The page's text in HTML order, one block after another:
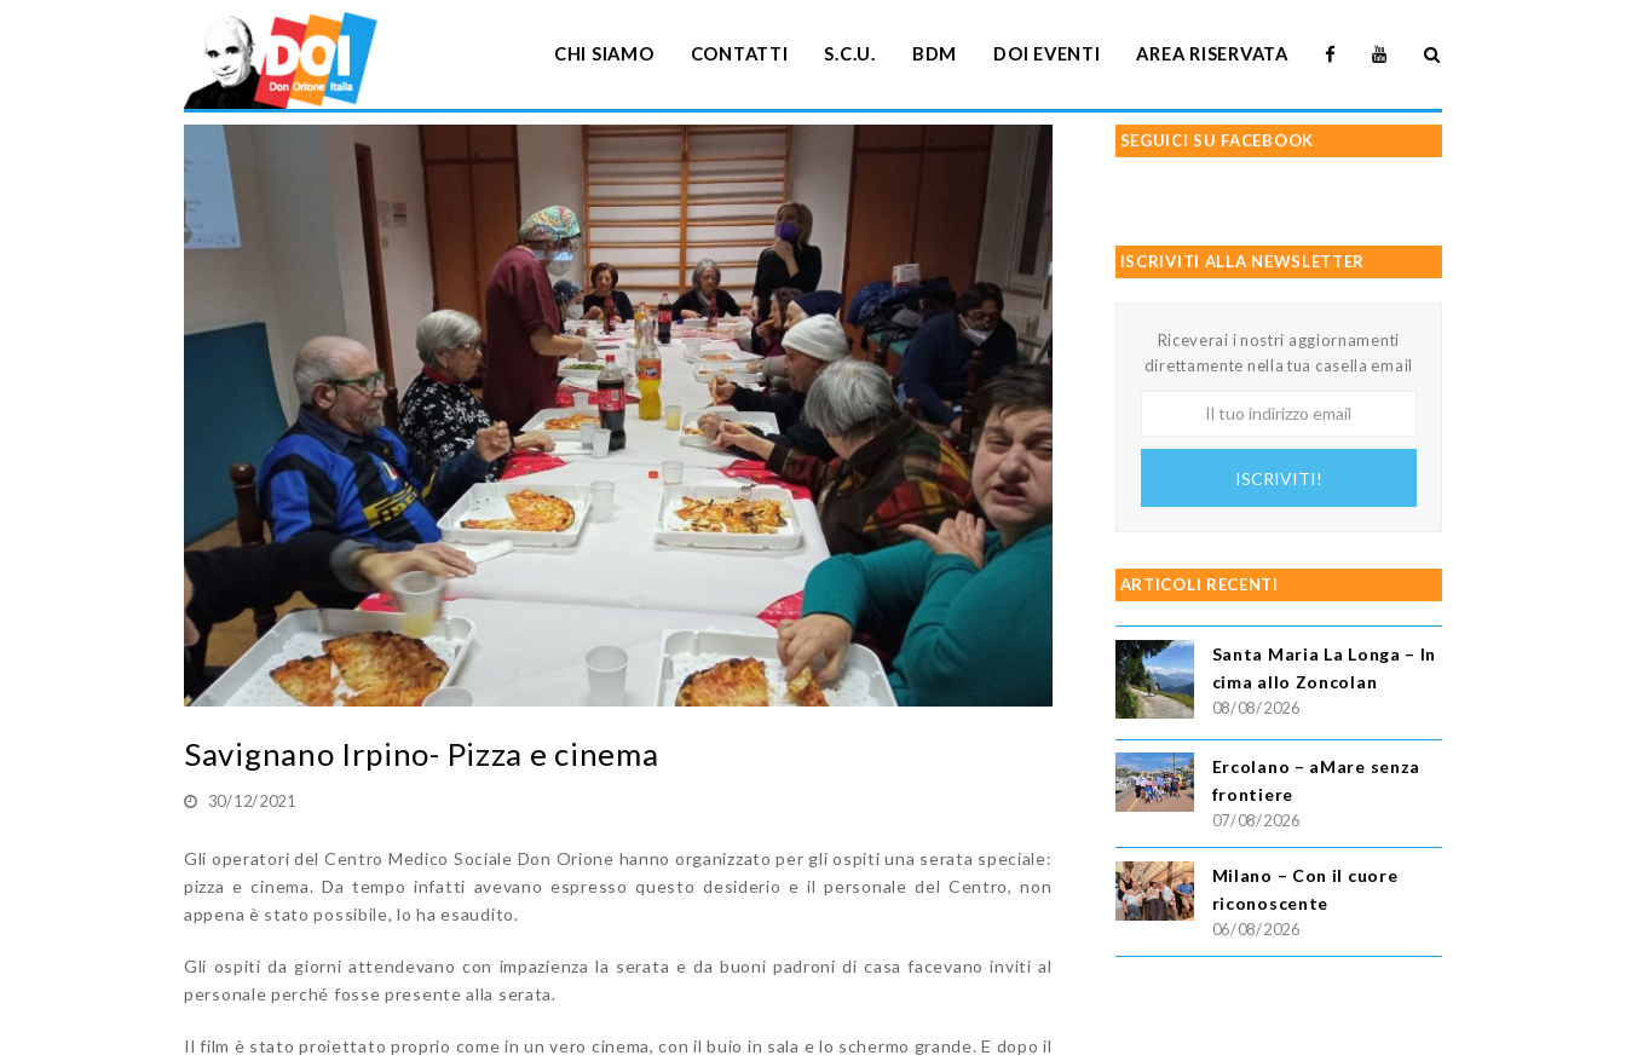
CHI SIAMO CONTATTI S.C.U. BDM DOI EVENTI AREA RISERVATA
Savignano Irpino- Pizza e cinema
30/12/2021
Gli operatori del Centro Medico Sociale Don Orione hanno organizzato per gli ospiti una serata speciale:
pizza e cinema. Da tempo infatti avevano espresso questo desiderio e il personale del Centro, non
appena è stato possibile, lo ha esaudito.
Gli ospiti da giorni attendevano con impazienza la serata e da buoni padroni di casa facevano inviti al
personale perché fosse presente alla serata.
Il film è stato proiettato proprio come in un vero cinema, con il buio in sala e lo schermo grande. E dopo il
SEGUICI SU FACEBOOK
ISCRIVITI ALLA NEWSLETTER
Riceverai i nostri aggiornamenti
direttamente nella tua casella email
ISCRIVITI!
ARTICOLI RECENTI
Santa Maria La Longa – In
cima allo Zoncolan
08/08/2026
Ercolano – aMare senza
frontiere
07/08/2026
Milano – Con il cuore
riconoscente
06/08/2026